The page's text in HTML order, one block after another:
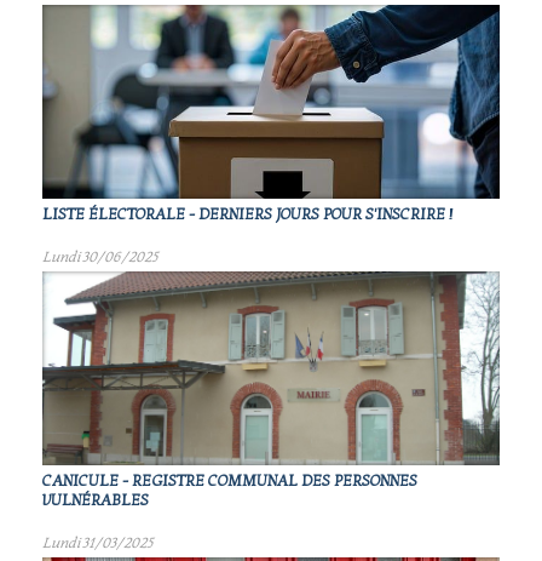
LISTE ÉLECTORALE - DERNIERS JOURS POUR S'INSCRIRE !
Lundi 30/06/2025
CANICULE - REGISTRE COMMUNAL DES PERSONNES
VULNÉRABLES
Lundi 31/03/2025